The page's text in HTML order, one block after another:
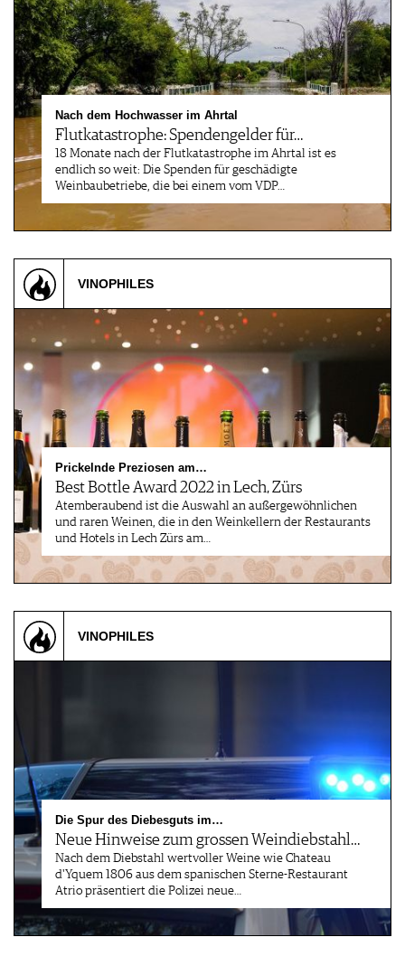
Nach dem Hochwasser im Ahrtal
Flutkatastrophe: Spendengelder für…
18 Monate nach der Flutkatastrophe im Ahrtal ist es
endlich so weit: Die Spenden für geschädigte
Weinbaubetriebe, die bei einem vom VDP…
VINOPHILES
Prickelnde Preziosen am…
Best Bottle Award 2022 in Lech, Zürs
Atemberaubend ist die Auswahl an außergewöhnlichen
und raren Weinen, die in den Weinkellern der Restaurants
und Hotels in Lech Zürs am…
VINOPHILES
Die Spur des Diebesguts im…
Neue Hinweise zum grossen Weindiebstahl…
Nach dem Diebstahl wertvoller Weine wie Chateau
d'Yquem 1806 aus dem spanischen Sterne-Restaurant
Atrio präsentiert die Polizei neue…